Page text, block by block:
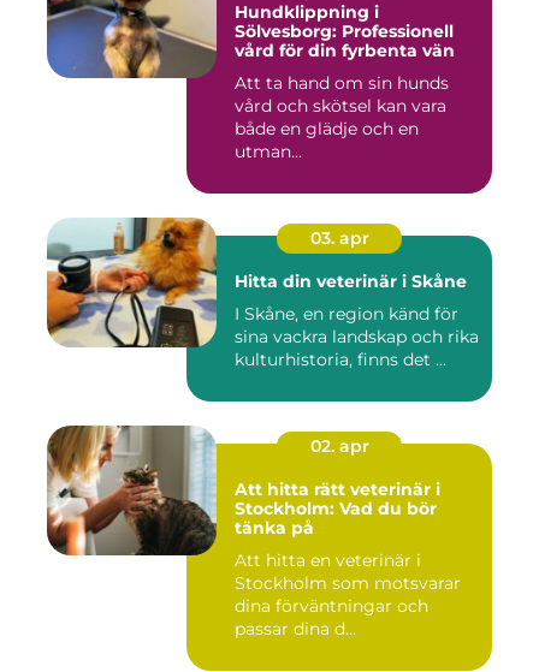
Hundklippning i
Sölvesborg: Professionell
vård för din fyrbenta vän
Att ta hand om sin hunds
vård och skötsel kan vara
både en glädje och en
utman...
03. apr
Hitta din veterinär i Skåne
I Skåne, en region känd för
sina vackra landskap och rika
kulturhistoria, finns det ...
02. apr
Att hitta rätt veterinär i
Stockholm: Vad du bör
tänka på
Att hitta en veterinär i
Stockholm som motsvarar
dina förväntningar och
passar dina d...